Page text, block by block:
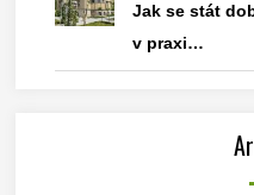
Jak se stát
v praxi…